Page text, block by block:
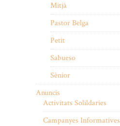
Mitjà
Pastor Belga
Petit
Sabueso
Sènior
Anuncis
Activitats Solildaries
Campanyes Informatives